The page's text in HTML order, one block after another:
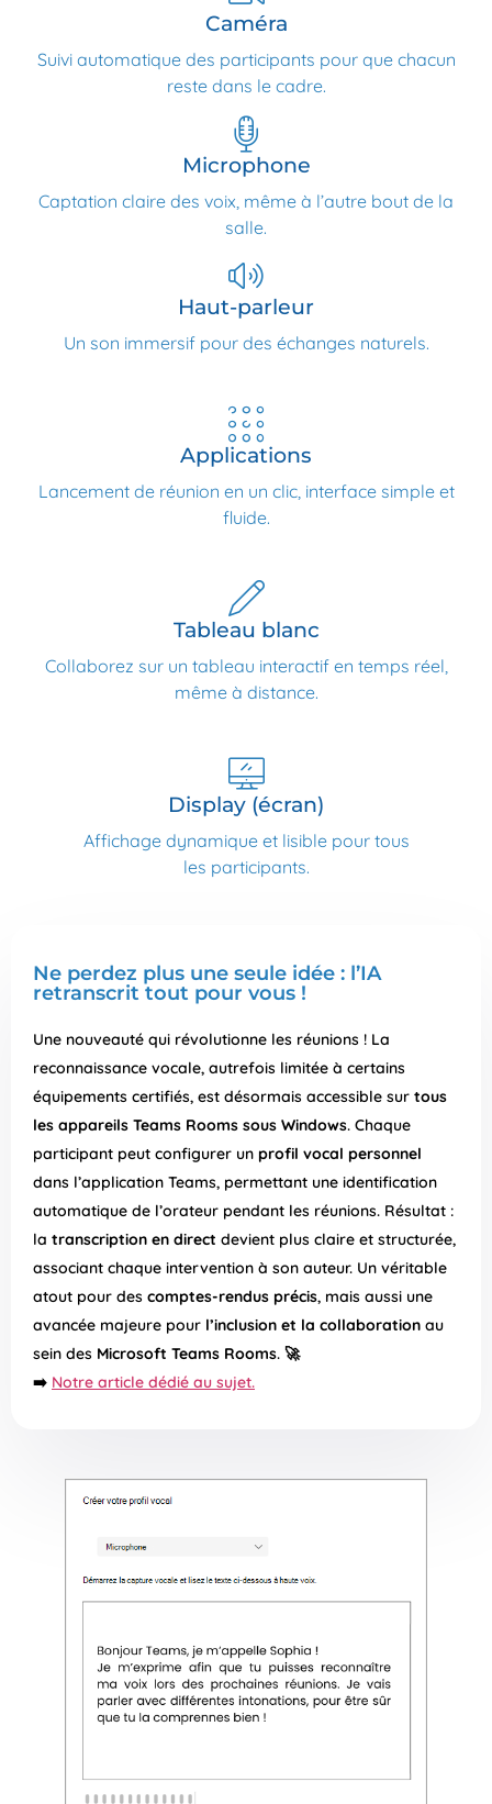
Caméra
Suivi automatique des participants pour que chacun
reste dans le cadre.
Microphone
Captation claire des voix, même à l’autre bout de la
salle.
Haut-parleur
Un son immersif pour des échanges naturels.
Applications
Lancement de réunion en un clic, interface simple et
fluide.
Tableau blanc
Collaborez sur un tableau interactif en temps réel,
même à distance.
Display (écran)
Affichage dynamique et lisible pour tous
les participants.
Ne perdez plus une seule idée : l’IA
retranscrit tout pour vous !
Une nouveauté qui révolutionne les réunions ! La
reconnaissance vocale, autrefois limitée à certains
équipements certifiés, est désormais accessible sur tous
les appareils Teams Rooms sous Windows. Chaque
participant peut configurer un profil vocal personnel
dans l’application Teams, permettant une identification
automatique de l’orateur pendant les réunions. Résultat :
la transcription en direct devient plus claire et structurée,
associant chaque intervention à son auteur. Un véritable
atout pour des comptes-rendus précis, mais aussi une
avancée majeure pour l’inclusion et la collaboration au
sein des Microsoft Teams Rooms. 🚀
➡️​ Notre article dédié au sujet.